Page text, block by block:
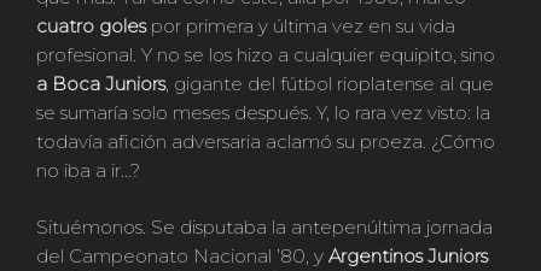
cuatro golespor primera y última vez en su vida
profesional. Y no se los hizo a cualquier equipito, sino
a Boca Juniors, gigante del fútbol rioplatense al que
se sumaría solo meses después. Y, lo rara vez visto: la
todavía afición adversaria aclamó su proeza. ¿Cómo
no iba a ir…?
Situémonos. Se disputaba la antepenúltima jornada
del Campeonato Nacional ’80, y Argentinos Juniors